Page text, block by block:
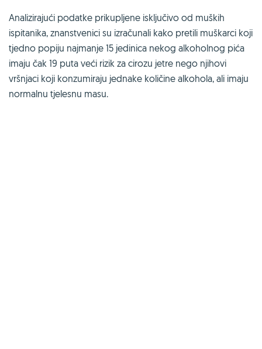
Analizirajući podatke prikupljene isključivo od muških
ispitanika, znanstvenici su izračunali kako pretili muškarci koji
tjedno popiju najmanje 15 jedinica nekog alkoholnog pića
imaju čak 19 puta veći rizik za cirozu jetre nego njihovi
vršnjaci koji konzumiraju jednake količine alkohola, ali imaju
normalnu tjelesnu masu.